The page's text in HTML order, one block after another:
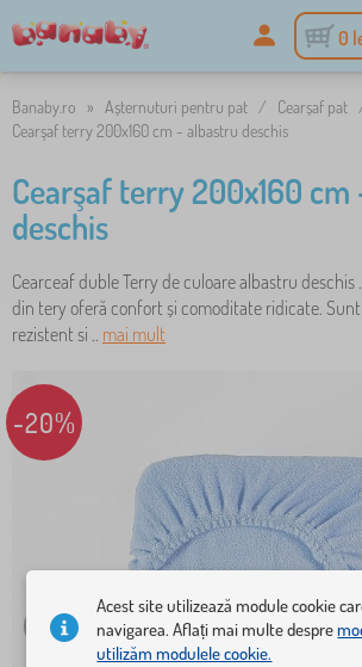
0
Banaby.ro » Așternuturi pentru pat / Cearșaf pat
Cearşaf terry 200x160 cm - albastru deschis
Cearşaf terry 200x160
deschis
Cearceaf duble Terry de culoare albastru
din tery oferă confort și comoditate ridicate.
rezistent si .. mai mult
-20%
Acest site utilizează module cookie
navigarea. Aflați mai multe despre
utilizăm modulele cookie.